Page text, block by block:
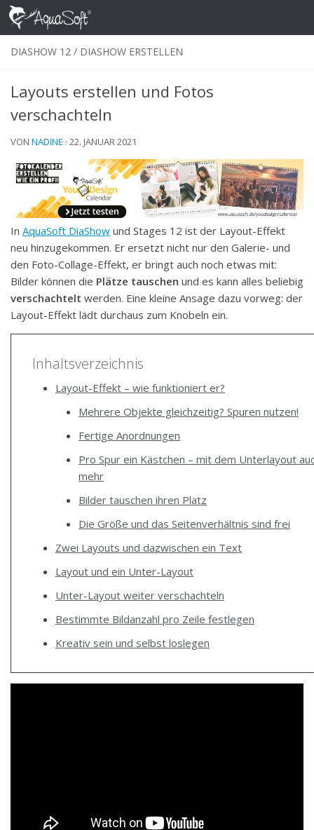
Skip to content
DIASHOW 12 / DIASHOW ERSTELLEN
Layouts erstellen und Fotos
verschachteln
VON NADINE · 22. JANUAR 2021
In AquaSoft DiaShow und Stages 12 ist der Layout-Effekt
neu hinzugekommen. Er ersetzt nicht nur den Galerie- und
den Foto-Collage-Effekt, er bringt auch noch etwas mit:
Bilder können die Plätze tauschen und es kann alles beliebig
verschachtelt werden. Eine kleine Ansage dazu vorweg: der
Layout-Effekt lädt durchaus zum Knobeln ein.
Inhaltsverzeichnis
Layout-Effekt – wie funktioniert er?
Mehrere Objekte gleichzeitig? Spuren nutzen!
Fertige Anordnungen
Pro Spur ein Kästchen – mit dem Unterlayout
mehr
Bilder tauschen ihren Platz
Die Größe und das Seitenverhältnis sind frei
Zwei Layouts und dazwischen ein Text
Layout und ein Unter-Layout
Unter-Layout weiter verschachteln
Bestimmte Bildanzahl pro Zeile festlegen
Kreativ sein und selbst loslegen